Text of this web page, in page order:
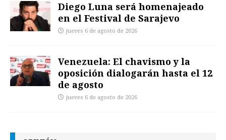
Diego Luna será homenajeado
en el Festival de Sarajevo
jueves 6 de agosto de 2026
Venezuela: El chavismo y la
oposición dialogarán hasta el 12
de agosto
jueves 6 de agosto de 2026